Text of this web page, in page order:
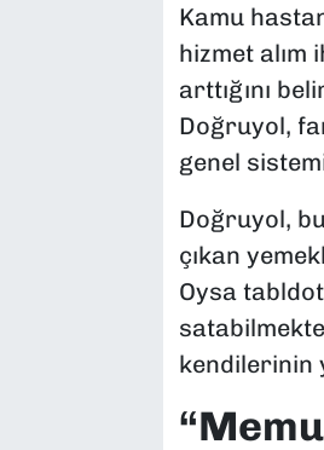
Kamu
hizmet
arttığını
Doğruyol,
genel
Doğruyol,
çıkan
Oysa
kendilerinin